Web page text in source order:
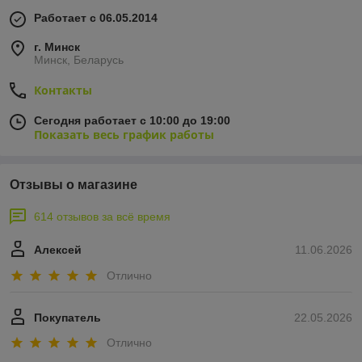
Работает с 06.05.2014
г. Минск
Минск, Беларусь
Контакты
Сегодня работает с 10:00 до 19:00
Показать весь график работы
Отзывы о магазине
614 отзывов за всё время
11.06.2026
Алексей
Отлично
22.05.2026
Покупатель
Отлично